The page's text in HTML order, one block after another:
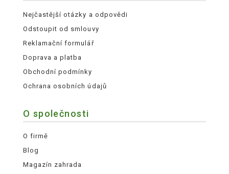
Nejčastější otázky a odpovědi
Odstoupit od smlouvy
Reklamační formulář
Doprava a platba
Obchodní podmínky
Ochrana osobních údajů
O společnosti
O firmě
Blog
Magazín zahrada